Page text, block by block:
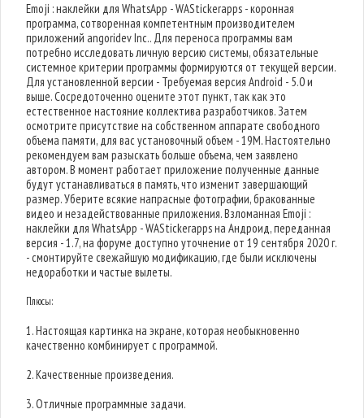
Emoji : наклейки для WhatsApp - WAStickerapps - коронная
программа, сотворенная компетентным производителем
приложений angoridev Inc.. Для переноса программы вам
потребно исследовать личную версию системы, обязательные
системное критерии программы формируются от текущей версии.
Для установленной версии - Требуемая версия Android - 5.0 и
выше. Сосредоточенно оцените этот пункт, так как это
естественное настояние коллектива разработчиков. Затем
осмотрите присутствие на собственном аппарате свободного
объема памяти, для вас установочный объем - 19M. Настоятельно
рекомендуем вам разыскать больше объема, чем заявлено
автором. В момент работает приложение полученные данные
будут устанавливаться в память, что изменит завершающий
размер. Уберите всякие напрасные фотографии, бракованные
видео и незадействованные приложения. Взломанная Emoji :
наклейки для WhatsApp - WAStickerapps на Андроид, переданная
версия - 1.7, на форуме доступно уточнение от 19 сентября 2020 г.
- смонтируйте свежайшую модификацию, где были исключены
недоработки и частые вылеты.
Плюсы:
1. Настоящая картинка на экране, которая необыкновенно
качественно комбинирует с программой.
2. Качественные произведения.
3. Отличные программные задачи.